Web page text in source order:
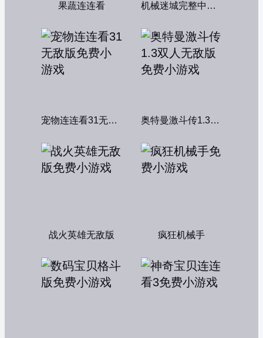
果蔬连连看 机械迷城完整中文版
宠物连连看31无敌版 奥特曼激斗传1.3双人无敌版
战火英雄无敌版 疯狂机械手